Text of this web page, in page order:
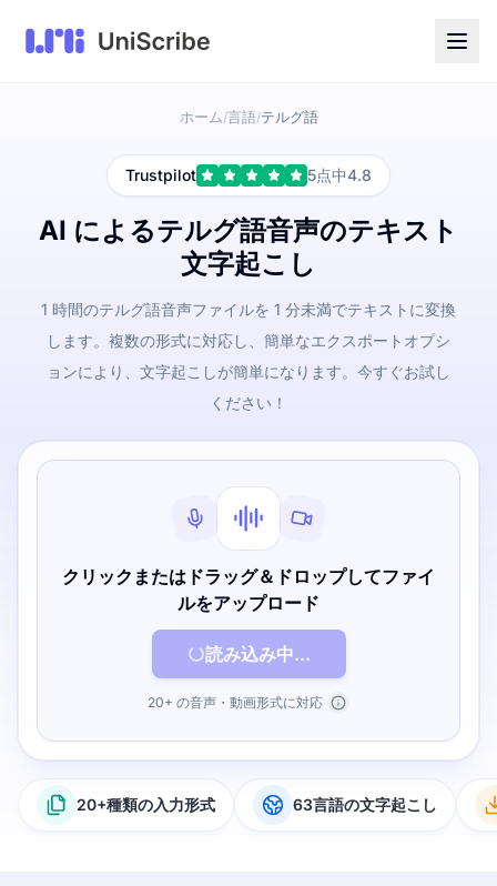
ホーム /言語/テルグ語
Trustpilot 5点中4.8
AI によるテルグ語音声のテキスト
文字起こし
1 時間のテルグ語音声ファイルを 1 分未満でテキストに変換
します。複数の形式に対応し、簡単なエクスポートオプシ
ョンにより、文字起こしが簡単になります。今すぐお試し
ください！
クリックまたはドラッグ＆ドロップしてファイ
ルをアップロード
読み込み中...
20+ の音声・動画形式に対応
20+種類の入力形式 63言語の文字起こし